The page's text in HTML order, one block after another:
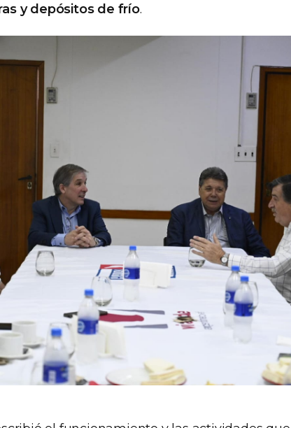
y depósitos de frío.